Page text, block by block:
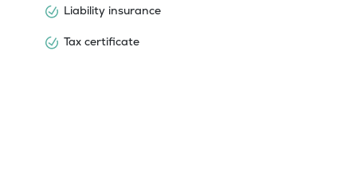
Liability insurance
Tax certificate